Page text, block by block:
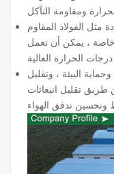
مثل الفولاذ المقاوم
خاصة ، يمكن أن تعمل
وحماية البيئة ، وتقليل
تقليل انبعاثات